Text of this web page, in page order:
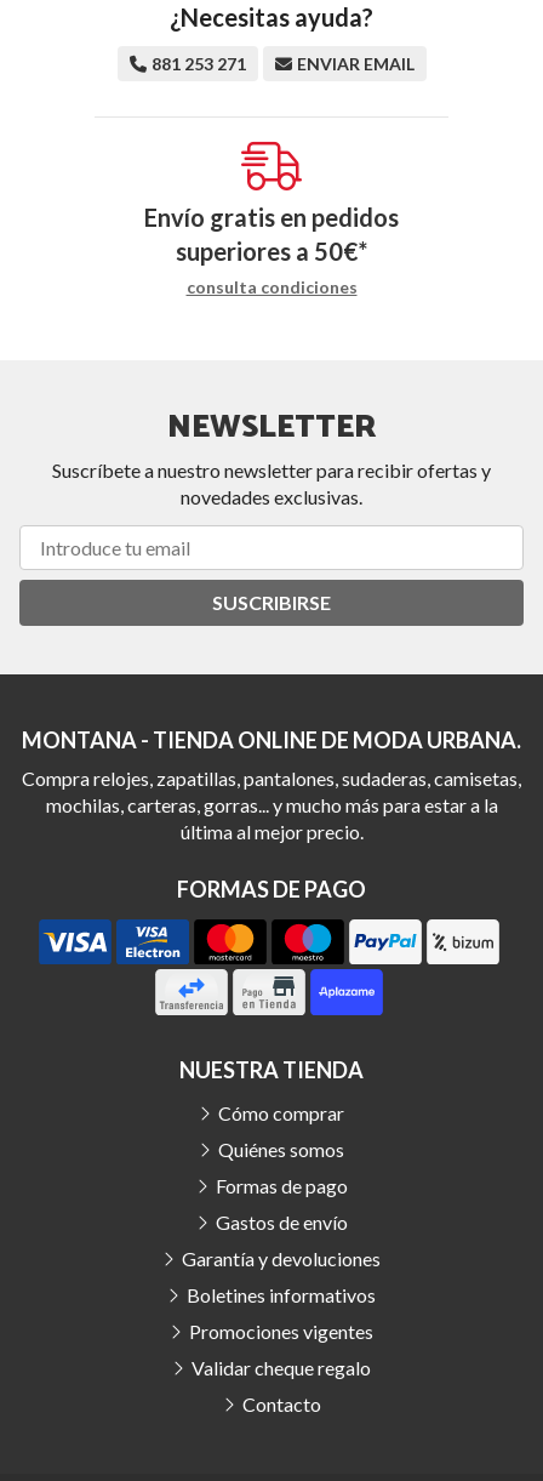
¿Necesitas ayuda?
881 253 271 ENVIAR EMAIL
Envío gratis en pedidos
superiores a 50€*
consulta condiciones
NEWSLETTER
Suscríbete a nuestro newsletter para recibir ofertas y
novedades exclusivas.
SUSCRIBIRSE
MONTANA - TIENDA ONLINE DE MODA URBANA.
Compra relojes, zapatillas, pantalones, sudaderas, camisetas,
mochilas, carteras, gorras... y mucho más para estar a la
última al mejor precio.
FORMAS DE PAGO
NUESTRA TIENDA
Cómo comprar
Quiénes somos
Formas de pago
Gastos de envío
Garantía y devoluciones
Boletines informativos
Promociones vigentes
Validar cheque regalo
Contacto